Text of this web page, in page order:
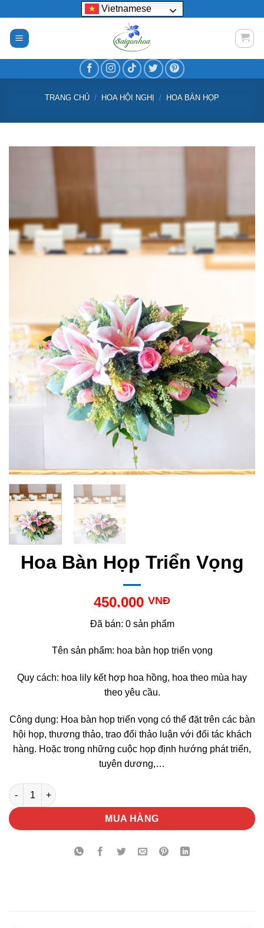
nội
dung
Vietnamese
TRANG CHỦ / HOA HỘI NGHỊ / HOA BÀN HỌP
Hoa Bàn Họp Triển Vọng
450.000 VNĐ
Đã bán: 0 sản phẩm
Tên sản phẩm: hoa bàn họp triển vọng
Quy cách: hoa lily kết hợp hoa hồng, hoa theo mùa hay
theo yêu cầu.
Công dụng: Hoa bàn họp triển vọng có thể đặt trên các bàn
hội họp, thương thảo, trao đổi thảo luận với đối tác khách
hàng. Hoặc trong những cuộc họp định hướng phát triển,
tuyên dương,…
Hoa Bàn Họp Triển Vọng số lượng
MUA HÀNG